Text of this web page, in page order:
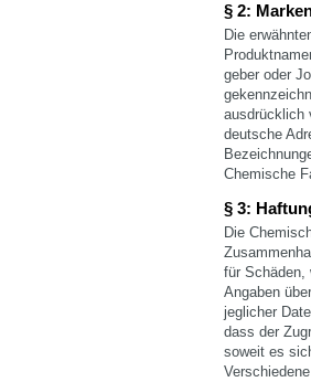
§ 2:
Die
geber oder
ausdrücklich
deutsche
Chemische
§ 3:
Die
für Schäden,
Angaben
jeglicher
dass der
soweit es